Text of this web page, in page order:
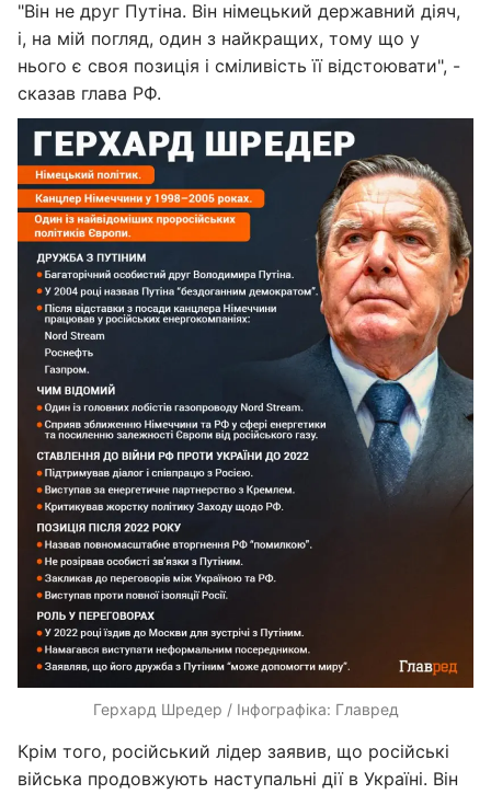
"Він не друг Путіна. Він німецький державний діяч,
і, на мій погляд, один з найкращих, тому що у
нього є своя позиція і сміливість її відстоювати", -
сказав глава РФ.
Герхард Шредер / Інфографіка: Главред
Крім того, російський лідер заявив, що російські
війська продовжують наступальні дії в Україні. Він